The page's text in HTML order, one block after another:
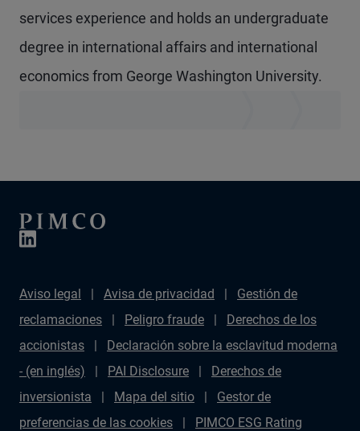
services experience and holds an undergraduate
degree in international affairs and international
economics from George Washington University.
Aviso legal Avisa de privacidad
Gestión de
reclamaciones
Peligro fraude
Derechos de los
accionistas
Declaración sobre la esclavitud moderna
- (en inglés)
PAI Disclosure
Derechos de
inversionista
Mapa del sitio
Gestor de
preferencias de las cookies
PIMCO ESG Rating